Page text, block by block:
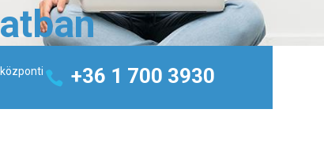
+36 1 700 3930